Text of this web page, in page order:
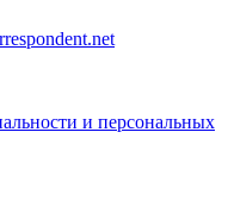
и персональных